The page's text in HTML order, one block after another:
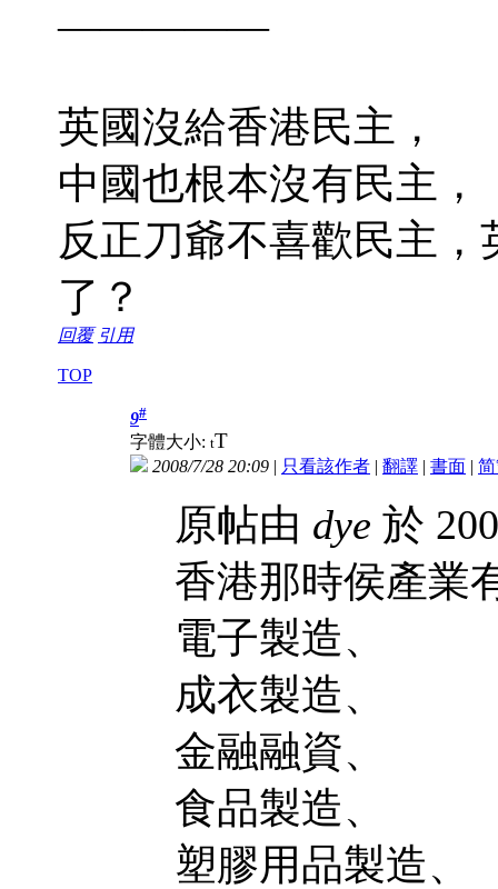
—————
英國沒給香港民主，
中國也根本沒有民主，
反正刀爺不喜歡民主
了？
回覆 引用
TOP
9#
字體大小: tT
2008/7/28 20:09 | 只看該作者 | 翻譯 | 書面 | 简
原帖由 dye 於
香港那時侯產業
電子製造、
成衣製造、
金融融資、
食品製造、
塑膠用品製造、